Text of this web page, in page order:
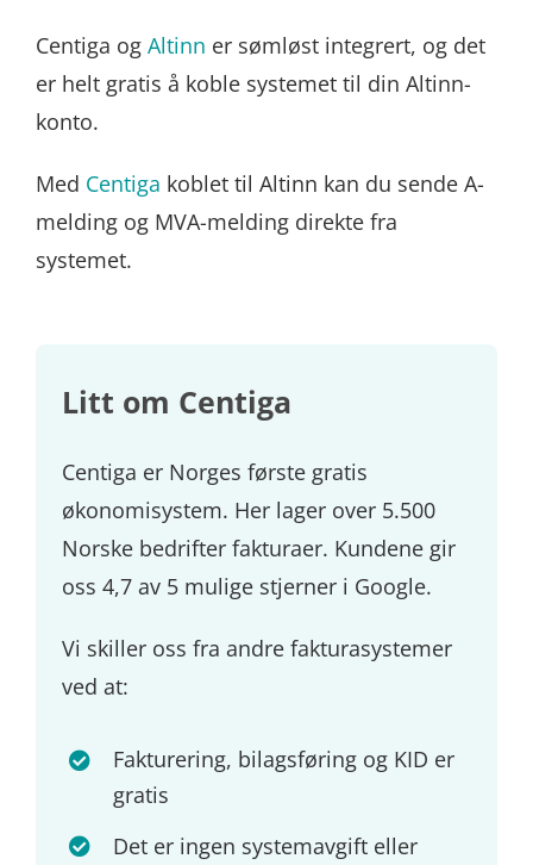
Centiga og Altinn er sømløst integrert, og det
er helt gratis å koble systemet til din Altinn-
konto.
Med Centiga koblet til Altinn kan du sende A-
melding og MVA-melding direkte fra
systemet.
Litt om Centiga
Centiga er Norges første gratis
økonomisystem. Her lager over 5.500
Norske bedrifter fakturaer. Kundene gir
oss 4,7 av 5 mulige stjerner i Google.
Vi skiller oss fra andre fakturasystemer
ved at:
Fakturering, bilagsføring og KID er
gratis
Det er ingen systemavgift eller